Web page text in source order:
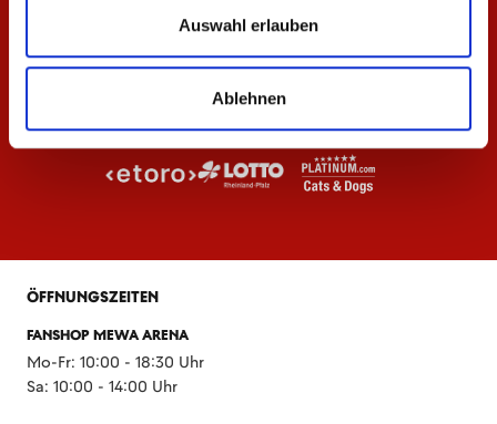
Auswahl erlauben
Ablehnen
ÖFFNUNGSZEITEN
FANSHOP MEWA ARENA
Mo-Fr: 10:00 - 18:30 Uhr
Sa: 10:00 - 14:00 Uhr